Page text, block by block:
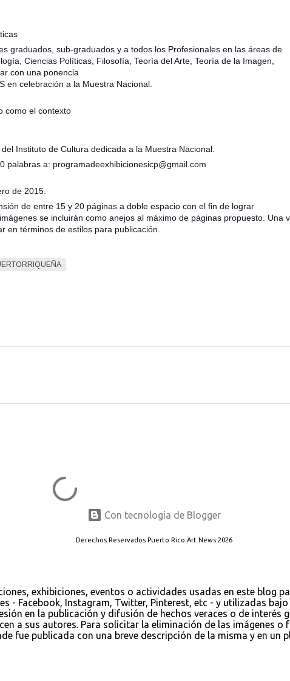
graduados, sub-graduados y a todos los Profesionales en las áreas de
Ciencias Políticas, Filosofía, Teoría del Arte, Teoría de la Imagen,
con una ponencia
en celebración a la Muestra Nacional.
como el contexto
Instituto de Cultura dedicada a la Muestra Nacional.
palabras a: programadeexhibicionesicp@gmail.com
de 2015.
de entre 15 y 20 páginas a doble espacio con el fin de lograr
se incluirán como anejos al máximo de páginas propuesto. Una
en términos de estilos para publicación.
Con tecnología de Blogger
Derechos Reservados Puerto Rico Art News 2026
exhibiciones, eventos o actividades usadas en este blog
- Facebook, Instagram, Twitter, Pinterest, etc - y utilizadas
en la publicación y difusión de hechos veraces o de interés
a sus autores. Para solicitar la eliminación de las imágenes
fue publicada con una breve descripción de la misma y en